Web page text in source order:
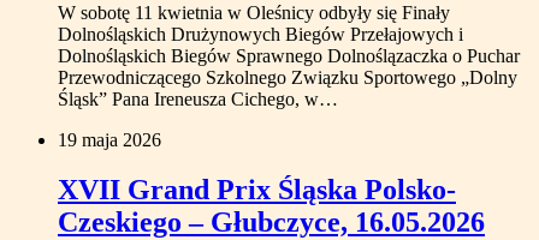
W sobotę 11 kwietnia w Oleśnicy odbyły się Finały
Dolnośląskich Drużynowych Biegów Przełajowych i
Dolnośląskich Biegów Sprawnego Dolnoślązaczka o Puchar
Przewodniczącego Szkolnego Związku Sportowego „Dolny
Śląsk” Pana Ireneusza Cichego, w…
19 maja 2026
XVII Grand Prix Śląska Polsko-
Czeskiego – Głubczyce, 16.05.2026